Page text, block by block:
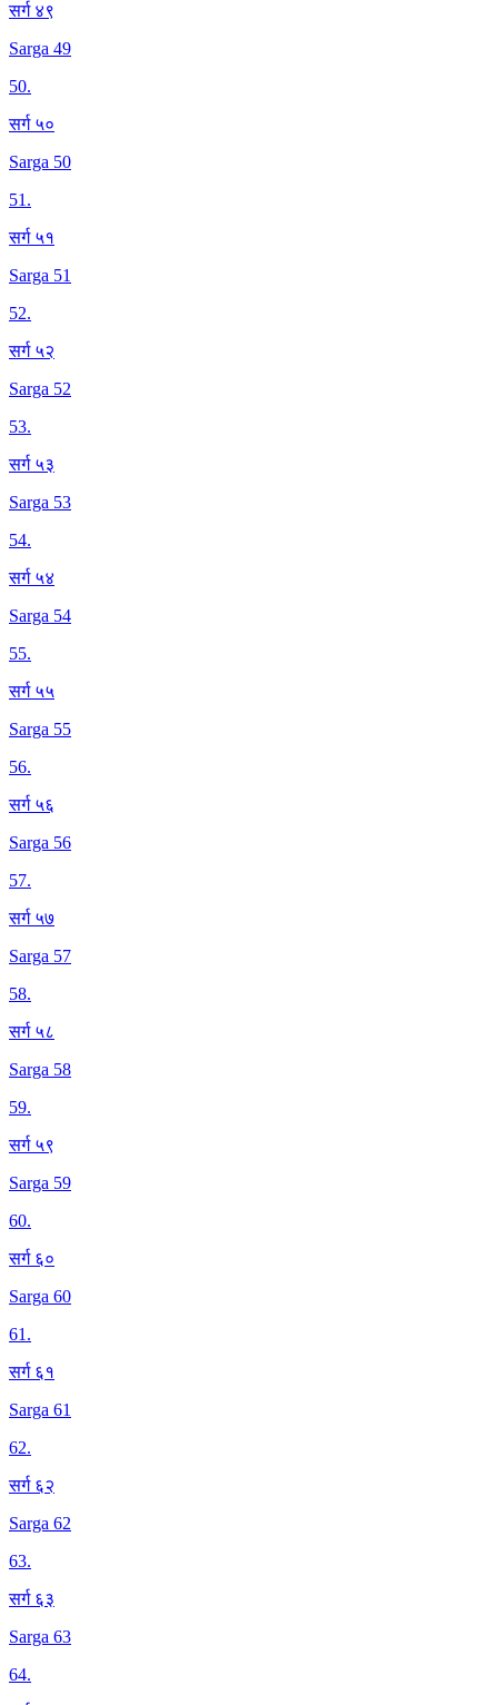
सर्ग ४९
Sarga 49
50.
सर्ग ५०
Sarga 50
51.
सर्ग ५१
Sarga 51
52.
सर्ग ५२
Sarga 52
53.
सर्ग ५३
Sarga 53
54.
सर्ग ५४
Sarga 54
55.
सर्ग ५५
Sarga 55
56.
सर्ग ५६
Sarga 56
57.
सर्ग ५७
Sarga 57
58.
सर्ग ५८
Sarga 58
59.
सर्ग ५९
Sarga 59
60.
सर्ग ६०
Sarga 60
61.
सर्ग ६१
Sarga 61
62.
सर्ग ६२
Sarga 62
63.
सर्ग ६३
Sarga 63
64.